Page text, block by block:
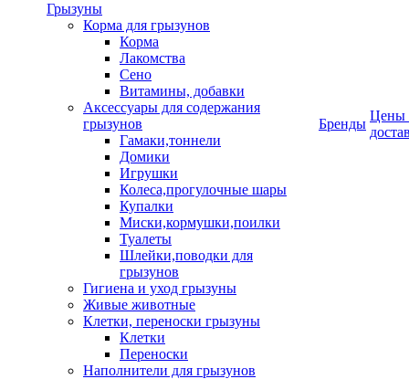
Грызуны
Корма для грызунов
Корма
Лакомства
Сено
Витамины, добавки
Аксессуары для содержания
грызунов
Гамаки,тоннели
Домики
Игрушки
Колеса,прогулочные шары
Купалки
Миски,кормушки,поилки
Туалеты
Шлейки,поводки для
грызунов
Гигиена и уход грызуны
Живые животные
Клетки, переноски грызуны
Клетки
Переноски
Наполнители для грызунов
Бренды
Цены